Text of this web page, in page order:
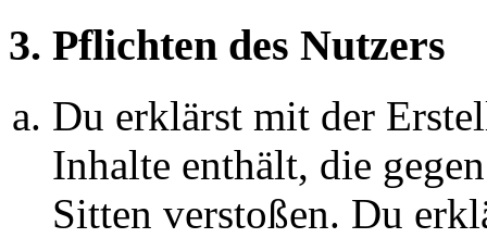
3. Pflichten des Nutzers
Du erklärst mit der
Inhalte enthält, die
Sitten verstoßen. Du